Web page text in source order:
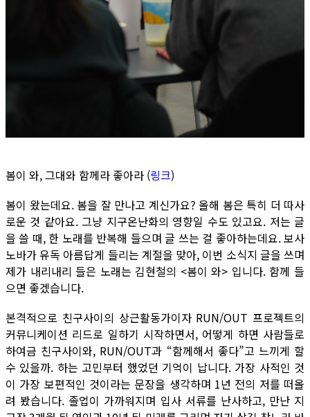
봄이 와, 그대와 함께라 좋아라 (링크)
봄이 왔는데요. 봄을 잘 만나고 계신가요? 올해 봄은 특히 더 따사
로운 것 같아요. 그냥 지구온난화의 영향일 수도 있고요. 저는 글
을 쓸 때, 한 노래를 반복해 들으며 글 쓰는 걸 좋아하는데요. 보사
노바가 유독 아름답게 들리는 계절을 맞아, 이번 소식지 글을 쓰며
제가 내리내리 들은 노래는 김현철의 <봄이 와> 입니다. 함께 들
으면 좋겠습니다.
본격적으로 친구사이의 상근활동가이자 RUN/OUT 프로젝트의
커뮤니케이션 리드로 일하기 시작하면서, 어떻게 하면 사람들로
하여금 친구사이와, RUN/OUT과 “함께해서 좋다”고 느끼게 할
수 있을까. 하는 고민부터 했었던 기억이 납니다. 가장 사적인 것
이 가장 보편적인 것이라는 문장을 생각하며 1년 전의 저를 떠올
려 봤습니다. 졸업이 가까워지며 입사 서류를 난사하고, 만난 지